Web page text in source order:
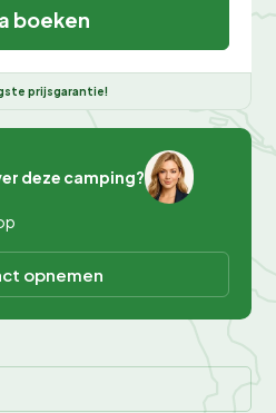
boeken
prijsgarantie!
deze camping?
opnemen